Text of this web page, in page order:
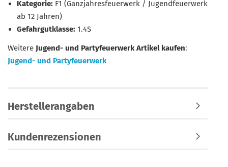
Kategorie: F1 (Ganzjahresfeuerwerk / Jugendfeuerwerk
ab 12 Jahren)
Gefahrgutklasse: 1.4S
Weitere Jugend- und Partyfeuerwerk Artikel kaufen:
Jugend- und Partyfeuerwerk
Herstellerangaben
Kundenrezensionen